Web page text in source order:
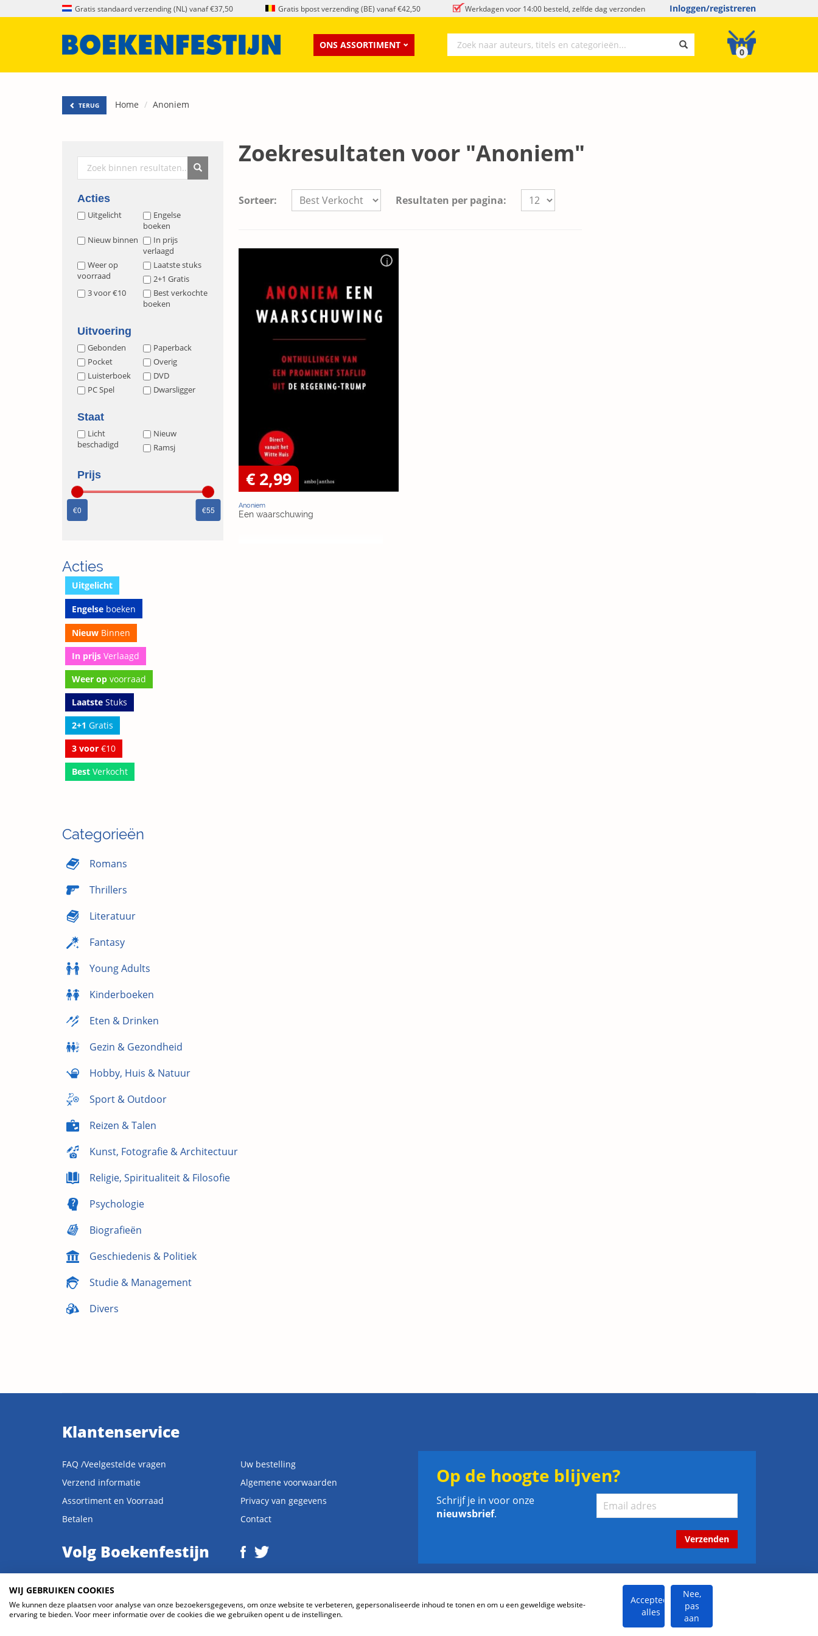
Gratis standaard verzending (NL) vanaf €37,50 Gratis bpost verzending (BE) vanaf €42,50 Werkdagen voor 14:00 besteld, zelfde dag verzonden Inloggen/registreren
ONS ASSORTIMENT
0
TERUG Home Anoniem
Acties
Uitgelicht
Engelse
boeken
Nieuw binnen
In prijs
verlaagd
Weer op
voorraad
Laatste stuks
2+1 Gratis
3 voor €10
Best verkochte
boeken
Uitvoering
Gebonden
Paperback
Pocket
Overig
Luisterboek
DVD
PC Spel
Dwarsligger
Staat
Licht
beschadigd
Nieuw
Ramsj
Prijs
0 55
Acties
Uitgelicht
Engelse boeken
Nieuw Binnen
In prijs Verlaagd
Weer op voorraad
Laatste Stuks
2+1 Gratis
3 voor €10
Best Verkocht
Categorieën
Romans
Thrillers
Literatuur
Fantasy
Young Adults
Kinderboeken
Eten & Drinken
Gezin & Gezondheid
Hobby, Huis & Natuur
Sport & Outdoor
Reizen & Talen
Kunst, Fotografie & Architectuur
Religie, Spiritualiteit & Filosofie
Psychologie
Biografieën
Geschiedenis & Politiek
Studie & Management
Divers
Zoekresultaten voor "Anoniem"
Sorteer: Resultaten per pagina:
€ 2,99
Anoniem
Een waarschuwing
Klantenservice
FAQ /Veelgestelde vragen
Verzend informatie
Assortiment en Voorraad
Betalen
Uw bestelling
Algemene voorwaarden
Privacy van gegevens
Contact
Volg Boekenfestijn
Op de hoogte blijven?
Schrijf je in voor onze
nieuwsbrief.
Verzenden
© 2026 Boekenfestijn.com | website doorBlueMinds.nl
WIJ GEBRUIKEN COOKIES
We kunnen deze plaatsen voor analyse van onze bezoekersgegevens, om onze website te verbeteren, gepersonaliseerde inhoud te tonen en om u een geweldige website-
ervaring te bieden. Voor meer informatie over de cookies die we gebruiken opent u de instellingen.
Accepteer
alles
Nee,
pas
aan